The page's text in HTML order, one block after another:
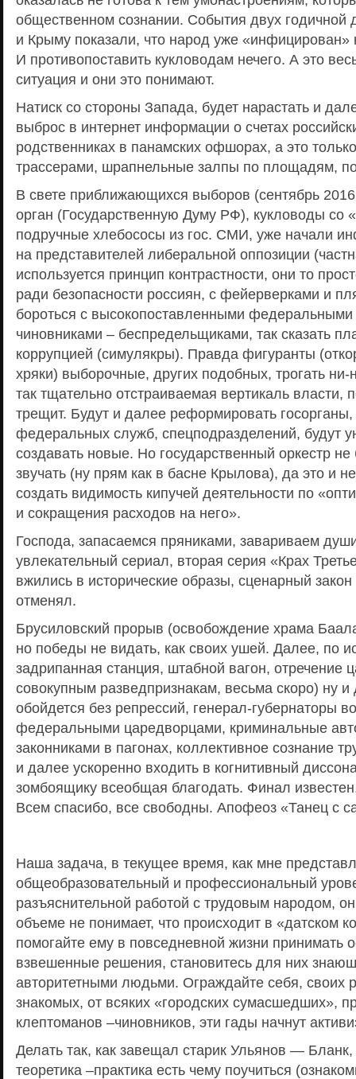
общественном сознании. События двух годичной
и Крыму показали, что народ уже «инфицирован»
И противопоставить кукловодам нечего. А это
ситуация и они это понимают.
Натиск со стороны Запада, будет нарастать и
выброс в интернет информации о счетах
родственниках в панамских офшорах, а это
трассерами, шрапнельные залпы по площадям,
В свете приближающихся выборов (сентябрь
орган (Государственную Думу РФ), кукловоды со
подручные хлебососы из гос. СМИ, уже начали
на представителей либеральной оппозиции
используется принцип контрастности, они то
ради безопасности россиян, с фейерверками и
бороться с высокопоставленными
чиновниками – беспредельщиками, так сказать
коррупцией (симулякры). Правда фигуранты
хряки) выборочные, других подобных, трогать
так тщательно отстраиваемая вертикаль власти,
трещит. Будут и далее реформировать
федеральных служб, спецподразделений, будут
создавать новые. Но государственный оркестр
звучать (ну прям как в басне Крылова), да это и
создать видимость кипучей деятельности по
и сокращения расходов на него».
Господа, запасаемся пряниками, завариваем
увлекательный сериал, вторая серия «Крах
вжились в исторические образы, сценарный
отменял.
Брусиловский прорыв (освобождение храма
но победы не видать, как своих ушей. Далее, по
задрипанная станция, штабной вагон, отречение
совокупным разведпризнакам, весьма скоро) ну
обойдется без репрессий, генерал-губернаторы
федеральными царедворцами, криминальные
законниками в пагонах, коллективное сознание
и далее ускоренно входить в когнитивный
зомбоящику всеобщая благодать. Финал
Всем спасибо, все свободны. Апофеоз «Танец с
Наша задача, в текущее время, как мне
общеобразовательный и профессиональный
разъяснительной работой с трудовым народом,
объеме не понимает, что происходит в «датском
помогайте ему в повседневной жизни принимать
взвешенные решения, становитесь для них
авторитетными людьми. Ограждайте себя, своих
знакомых, от всяких «городских сумасшедших»,
клептоманов –чиновников, эти гады начнут
Делать так, как завещал старик Ульянов — Бланк,
теоретика –практика есть чему поучиться